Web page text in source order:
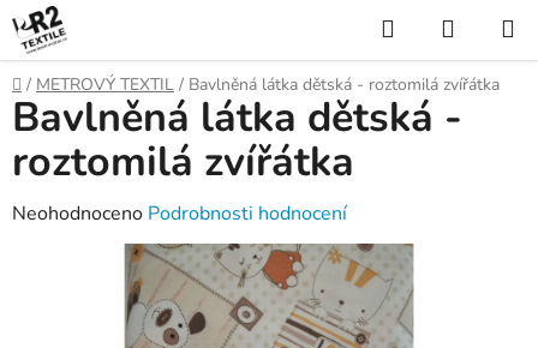
Přejít
na
obsah
Hledat
KOŠÍK
Domů
/ METROVÝ TEXTIL / Bavlněná látka dětská - roztomilá zvířátka
Bavlněná látka dětská -
roztomilá zvířátka
Průměrné
Neohodnoceno Podrobnosti hodnocení